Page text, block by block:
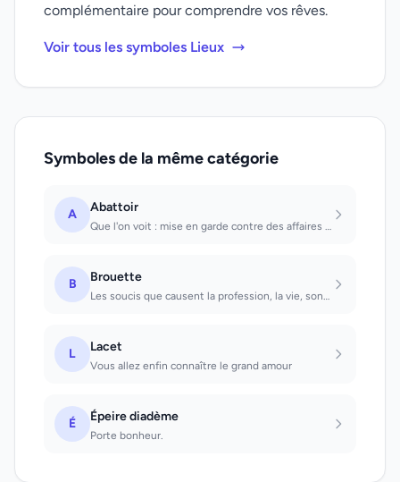
complémentaire pour comprendre vos rêves.
Voir tous les symboles Lieux
Symboles de la même catégorie
A Abattoir
Que l'on voit : mise en garde contre des affaires dans lesquelles on pourrait êt...
B Brouette
Les soucis que causent la profession, la vie, sont ressentis comme si l'on pouss...
L Lacet
Vous allez enfin connaître le grand amour
É Épeire diadème
Porte bonheur.